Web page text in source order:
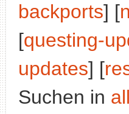
backports] [
[questing-
updates] [
Suchen in